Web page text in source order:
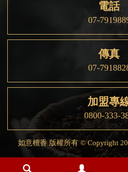
電話
07-
傳真
07-
加盟專
0800-333-
如意檀香 版權所有 © Copyright